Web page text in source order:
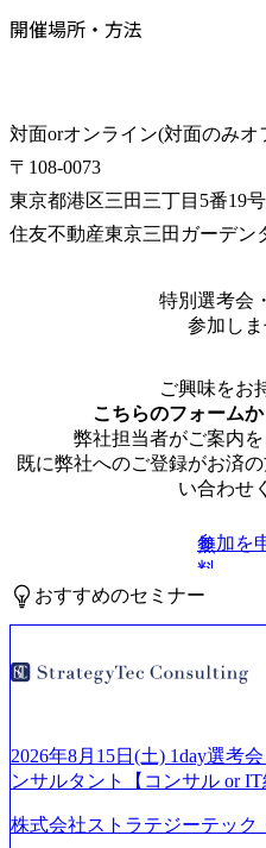
開催場所・方法
対面orオンライン(対面のみ
〒108-0073
東京都港区三田三丁目5番19号
住友不動産東京三田ガーデン
特別選考会
参加しま
ご興味をお
こちらのフォーム
弊社担当者がご案内
既に弊社へのご登録がお済
い合わせ
無
料
参加を
おすすめのセミナー
2026年8月15日(土) 1day選考
ンサルタント【コンサル or IT
株式会社ストラテジーテック